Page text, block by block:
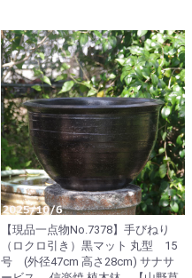
【現品一点物No.7378】手びねり
（ロクロ引き）黒マット 丸型 15
号 (外径47cm 高さ28cm) サナサ